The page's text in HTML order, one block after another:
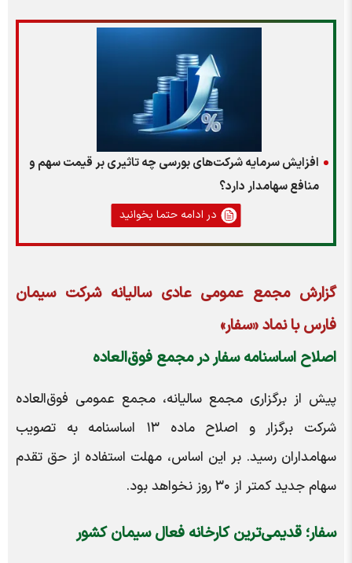
افزایش سرمایه شرکت‌های بورسی چه تاثیری بر قیمت سهم و
منافع سهامدار دارد؟
در ادامه حتما بخوانید
گزارش مجمع عمومی عادی سالیانه شرکت سیمان
فارس با نماد «سفار»
اصلاح اساسنامه سفار در مجمع فوق‌العاده
پیش از برگزاری مجمع سالیانه، مجمع عمومی فوق‌العاده
شرکت برگزار و اصلاح ماده ۱۳ اساسنامه به تصویب
سهامداران رسید. بر این اساس، مهلت استفاده از حق تقدم
سهام جدید کمتر از ۳۰ روز نخواهد بود.
سفار؛ قدیمی‌ترین کارخانه فعال سیمان کشور